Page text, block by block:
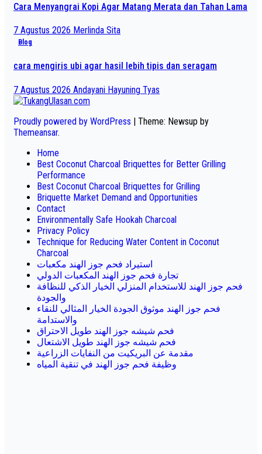
Cara Menyangrai Kopi Agar Matang Merata dan Tahan Lama
7 Agustus 2026 Merlinda Sita
Blog
cara mengiris ubi agar hasil lebih tipis dan seragam
7 Agustus 2026 Andayani Hayuning Tyas
Proudly powered by WordPress | Theme: Newsup by
Themeansar.
Home
Best Coconut Charcoal Briquettes for Better Grilling
Performance
Best Coconut Charcoal Briquettes for Grilling
Briquette Market Demand and Opportunities
Contact
Environmentally Safe Hookah Charcoal
Privacy Policy
Technique for Reducing Water Content in Coconut
Charcoal
استيراد فحم جوز الهند مكعبات
تجارة فحم جوز الهند المكعبات الدولي
فحم جوز الهند للاستخدام المنزلي الخيار الذكي للنظافة
والجودة
فحم جوز الهند موثوق الجودة الخيار المثالي للنقاء
والاستدامة
فحم شيشه جوز الهند طويل الاحتراق
فحم شيشه جوز الهند طويل الاشتعال
مقدمة عن البريكيت من النفايات الزراعية
وظيفة فحم جوز الهند في تنقية المياه